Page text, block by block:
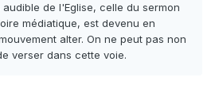
de l'Eglise, celle du sermon
médiatique, est devenu en
alter. On ne peut pas non
verser dans cette voie.